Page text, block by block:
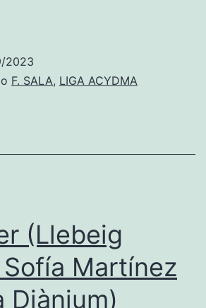
2023
F. SALA, LIGA ACYDMA
(Llebeig
Martínez
Diànium)